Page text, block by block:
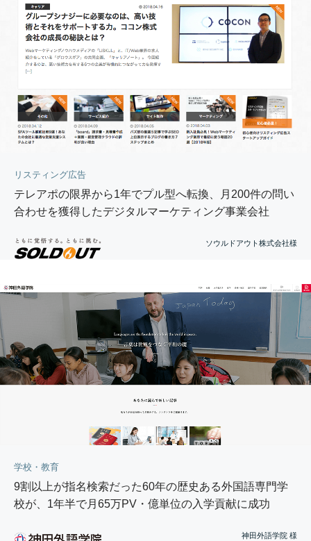
リスティング広告
テレアポの限界から1年でプル型へ転換、月200件の問い
合わせを獲得したデジタルマーケティング事業会社
ソウルドアウト株式会社様
学校・教育
9割以上が指名検索だった60年の歴史ある外国語専門学
校が、1年半で月65万PV・億単位の入学貢献に成功
神田外語学院 様